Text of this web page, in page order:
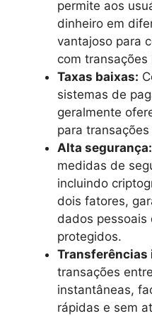
permite aos
dinheiro em
vantajoso para
com
Taxas baixas:
sistemas de
geralmente
para
Alta segurança:
medidas de
incluindo
dois fatores,
dados pessoais
protegidos.
Transferências
transações
instantâneas,
rápidas e sem